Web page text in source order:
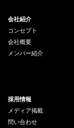
会社紹介
コンセプト
会社概要
メンバー紹介
採用情報
メディア掲載
問い合わせ